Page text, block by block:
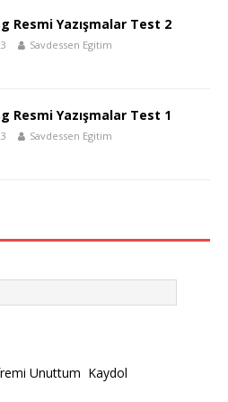
Resmi Yazışmalar Test 2
Savdessen Egitim
Resmi Yazışmalar Test 1
Savdessen Egitim
Unuttum Kaydol